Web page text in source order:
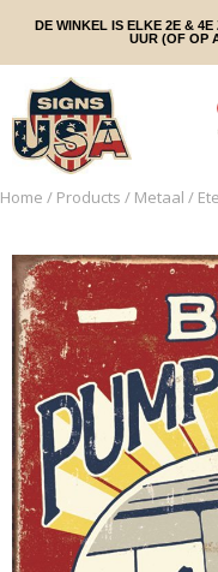
DE WINKEL IS ELKE 2E &
UUR (OF OP
Home / Products / Metaal /